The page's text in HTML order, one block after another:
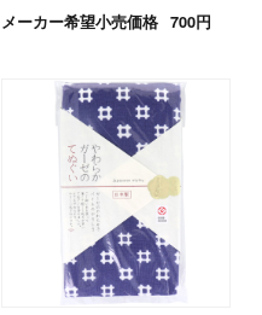
メーカー希望小売価格 700円